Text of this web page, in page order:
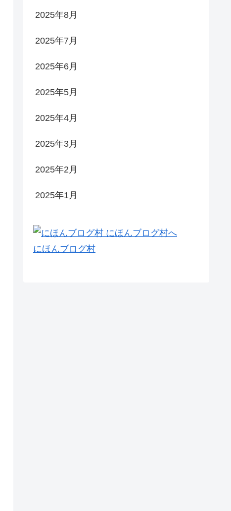
2025年8月
2025年7月
2025年6月
2025年5月
2025年4月
2025年3月
2025年2月
2025年1月
にほんブログ村